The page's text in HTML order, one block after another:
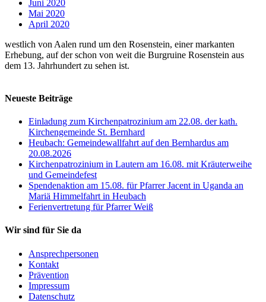
Juni 2020
Mai 2020
April 2020
westlich von Aalen rund um den Rosenstein, einer markanten
Erhebung, auf der schon von weit die Burgruine Rosenstein aus
dem 13. Jahrhundert zu sehen ist.
Neueste Beiträge
Einladung zum Kirchenpatrozinium am 22.08. der kath.
Kirchengemeinde St. Bernhard
Heubach: Gemeindewallfahrt auf den Bernhardus am
20.08.2026
Kirchenpatrozinium in Lautern am 16.08. mit Kräuterweihe
und Gemeindefest
Spendenaktion am 15.08. für Pfarrer Jacent in Uganda an
Mariä Himmelfahrt in Heubach
Ferienvertretung für Pfarrer Weiß
Wir sind für Sie da
Ansprechpersonen
Kontakt
Prävention
Impressum
Datenschutz